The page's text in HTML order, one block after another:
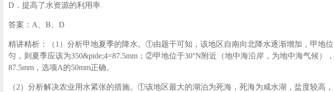
D．提高了水资源的利用率
答案：A、B、D
精讲精析：（1）分析甲地夏季的降水。①由题干可知，该地区自南向北降水逐渐增加，甲地
匀，则夏季应该为350&pide;4=87.5mm；②甲地位于30°N附近（地中海沿岸，为地中海气候
87.5mm，选项A的50mm正确。
（2）分析解决农业用水紧张的措施。①该地区最大的湖泊为死海，死海为咸水湖，盐度较